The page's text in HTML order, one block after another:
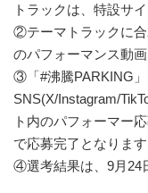
トラックは、特設サ
②テーマトラックに
のパフォーマンス動画
③「#沸騰PARKING」
SNS(X/Instagram/
ト内のパフォーマー
で応募完了となります
④選考結果は、9月24